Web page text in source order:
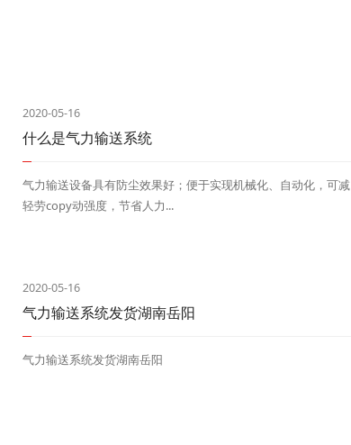
2020-05-16
什么是气力输送系统
气力输送设备具有防尘效果好；便于实现机械化、自动化，可减
轻劳copy动强度，节省人力...
2020-05-16
气力输送系统发货湖南岳阳
气力输送系统发货湖南岳阳